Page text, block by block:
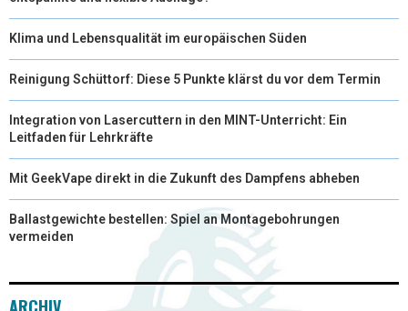
Klima und Lebensqualität im europäischen Süden
Reinigung Schüttorf: Diese 5 Punkte klärst du vor dem Termin
Integration von Lasercuttern in den MINT-Unterricht: Ein
Leitfaden für Lehrkräfte
Mit GeekVape direkt in die Zukunft des Dampfens abheben
Ballastgewichte bestellen: Spiel an Montagebohrungen
vermeiden